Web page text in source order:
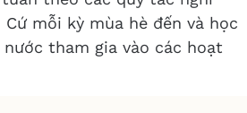
mỗi kỳ mùa hè đến và học
tham gia vào các hoạt